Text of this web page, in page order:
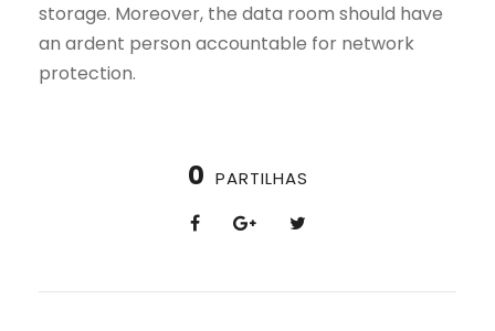
storage. Moreover, the data room should have
an ardent person accountable for network
protection.
0 PARTILHAS